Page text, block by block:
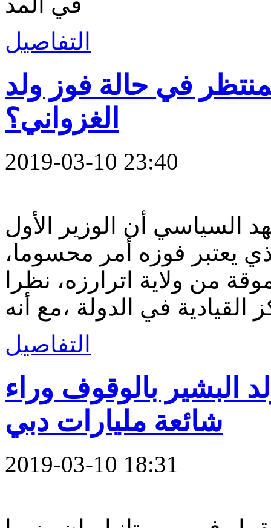
التفاصيل
في حالة فوز ولد
الغزواني؟
2019-03-10 23:40
السياسي أن الوزير الأول
يعتبر فوزه أمر محسوما،
من ولاية اترارزه، نظرا
القيادية في الدولة ،مع أنه
التفاصيل
البشير بالوقوف وراء
شائعة مليارات دبي
2019-03-10 18:31